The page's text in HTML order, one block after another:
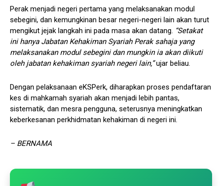
Perak menjadi negeri pertama yang melaksanakan modul
sebegini, dan kemungkinan besar negeri-negeri lain akan turut
mengikut jejak langkah ini pada masa akan datang. “Setakat
ini hanya Jabatan Kehakiman Syariah Perak sahaja yang
melaksanakan modul sebegini dan mungkin ia akan diikuti
oleh jabatan kehakiman syariah negeri lain,”ujar beliau.
Dengan pelaksanaan eKSPerk, diharapkan proses pendaftaran
kes di mahkamah syariah akan menjadi lebih pantas,
sistematik, dan mesra pengguna, seterusnya meningkatkan
keberkesanan perkhidmatan kehakiman di negeri ini.
– BERNAMA